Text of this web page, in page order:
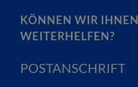
KÖNNEN WIR IHNEN
WEITERHELFEN?
POSTANSCHRIFT